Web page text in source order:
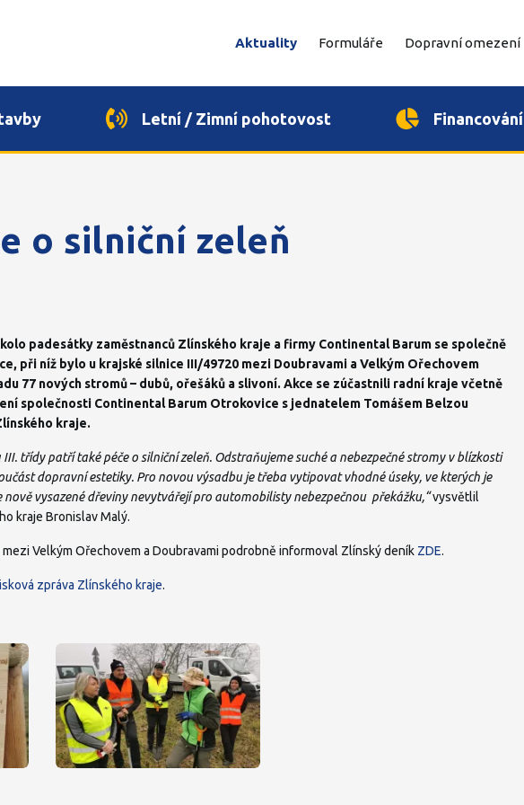
o silniční zeleň
padesátky zaměstnanců Zlínského kraje a firmy Continental Barum se společně
při níž bylo u krajské silnice III/49720 mezi Doubravami a Velkým Ořechovem
77 nových stromů – dubů, ořešáků a slivoní. Akce se zúčastnili radní kraje včetně
společnosti Continental Barum Otrokovice s jednatelem Tomášem Belzou
kraje.
III. třídy patří také péče o silniční zeleň. Odstraňujeme suché a nebezpečné stromy v blízkosti
dopravní estetiky. Pro novou výsadbu je třeba vytipovat vhodné úseky, ve kterých je
vysazené dřeviny nevytvářejí pro automobilisty nebezpečnou překážku,“vysvětlil
kraje Bronislav Malý.
Velkým Ořechovem a Doubravami podrobně informoval Zlínský deník ZDE.
zpráva Zlínského kraje.
Aktuality Formuláře Dopravní omezení
Letní / Zimní pohotovost Financování